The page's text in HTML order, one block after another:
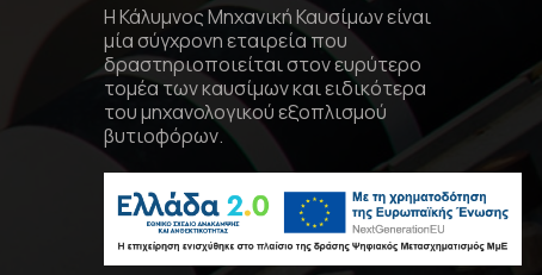
Η Κάλυμνος Μηχανική Καυσίμων είναι
μία σύγχρονη εταιρεία που
δραστηριοποιείται στον ευρύτερο
τομέα των καυσίμων και ειδικότερα
του μηχανολογικού εξοπλισμού
βυτιοφόρων.